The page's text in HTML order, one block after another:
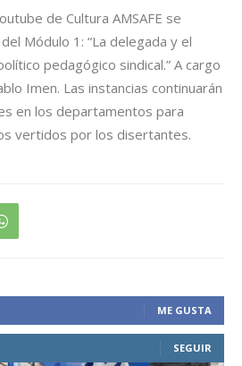
de Cultura AMSAFE se
Módulo 1: “La delegada y el
pedagógico sindical.” A cargo
Imen. Las instancias continuarán
en los departamentos para
vertidos por los disertantes.
ME GUSTA
SEGUIR